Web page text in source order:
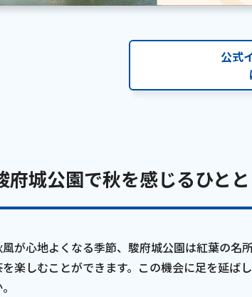
公式
府城公園で秋を感じるひと
が心地よくなる季節、駿府城公園は紅葉の名
楽しむことができます。この機会に足を延ば